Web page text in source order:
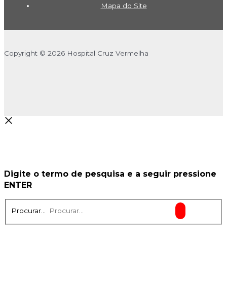
Mapa do Site
Copyright © 2026 Hospital Cruz Vermelha
Digite o termo de pesquisa e a seguir pressione
ENTER
Procurar...